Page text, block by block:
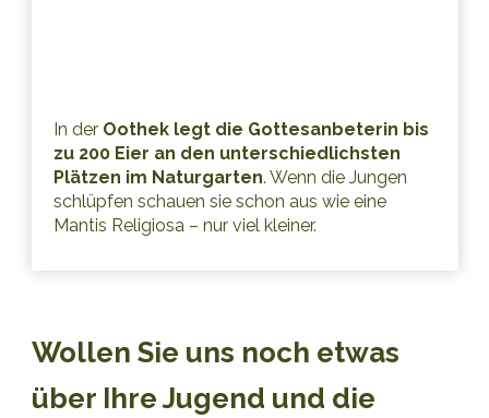
In der Oothek legt die Gottesanbeterin bis
zu 200 Eier an den unterschiedlichsten
Plätzen im Naturgarten. Wenn die Jungen
schlüpfen schauen sie schon aus wie eine
Mantis Religiosa – nur viel kleiner.
Wollen Sie uns noch etwas
über Ihre Jugend und die